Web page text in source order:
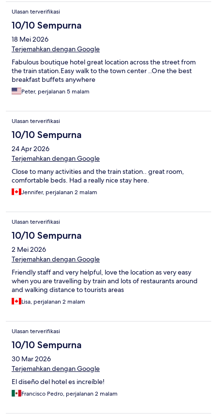
Ulasan terverifikasi
10/10 Sempurna
18 Mei 2026
Terjemahkan dengan Google
Fabulous boutique hotel great location across the street from
the train station.Easy walk to the town center ..One the best
breakfast buffets anywhere
Peter, perjalanan 5 malam
Ulasan terverifikasi
10/10 Sempurna
24 Apr 2026
Terjemahkan dengan Google
Close to many activities and the train station.. great room,
comfortable beds. Had a really nice stay here.
Jennifer, perjalanan 2 malam
Ulasan terverifikasi
10/10 Sempurna
2 Mei 2026
Terjemahkan dengan Google
Friendly staff and very helpful, love the location as very easy
when you are travelling by train and lots of restaurants around
and walking distance to tourists areas
Lisa, perjalanan 2 malam
Ulasan terverifikasi
10/10 Sempurna
30 Mar 2026
Terjemahkan dengan Google
El diseño del hotel es increíble!
Francisco Pedro, perjalanan 2 malam